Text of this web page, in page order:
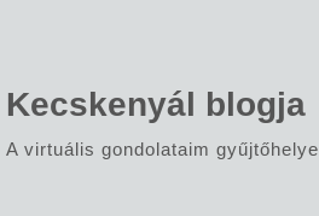
Kecskenyál blogja
A virtuális gondolataim gyűjtőhelye